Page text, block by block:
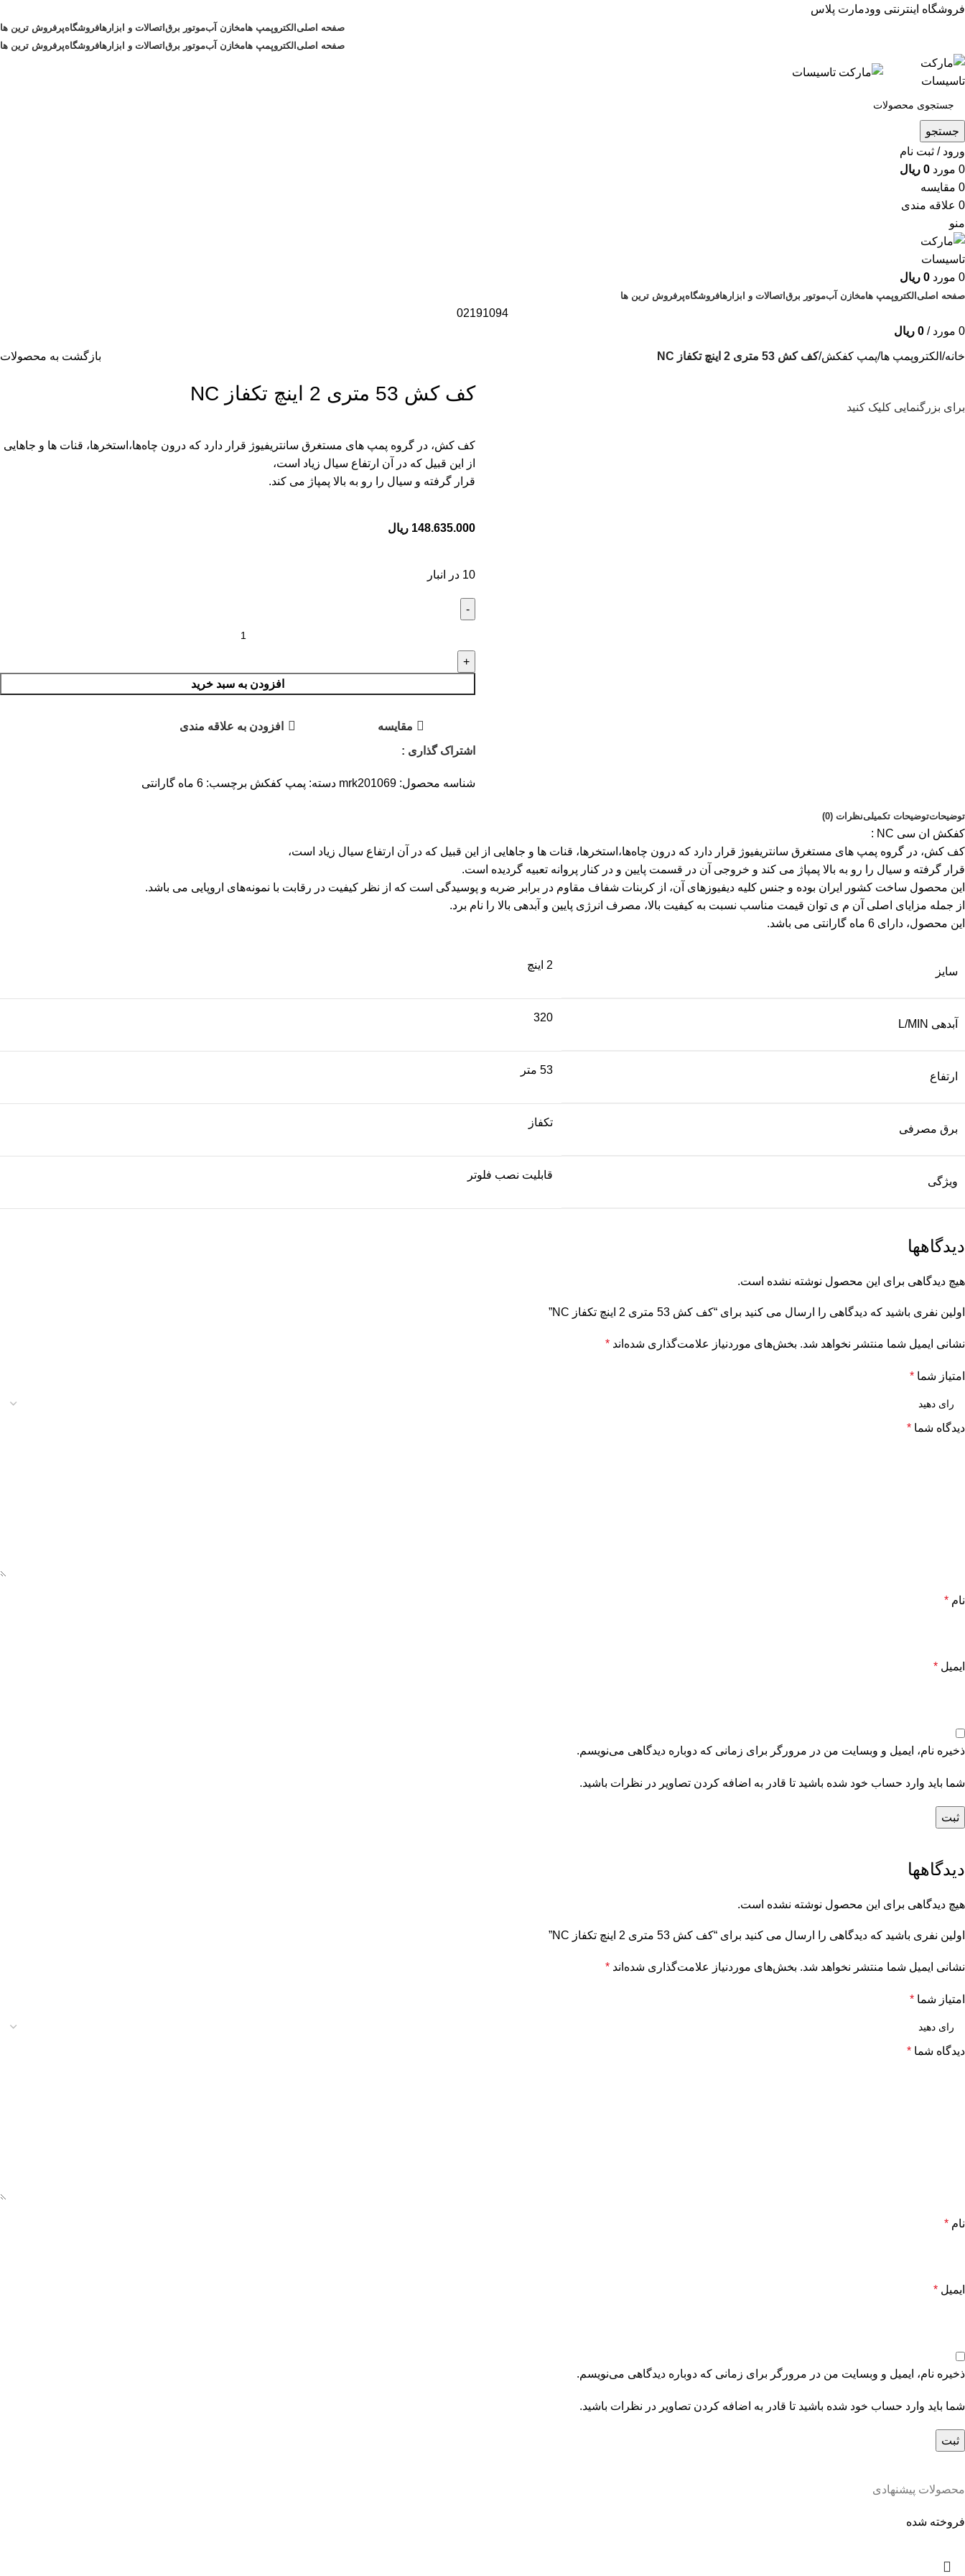
فروشگاه اینترنتی وودمارت پلاس
صفحه اصلی الکتروپمپ هامخازن آبموتور برق اتصالات و ابزارهافروشگاهپرفروش ترین ها
صفحه اصلی الکتروپمپ هامخازن آبموتور برق اتصالات و ابزارهافروشگاهپرفروش ترین ها
جستجو
ورود / ثبت نام
0 مورد 0 ریال
0 مقايسه
0 علاقه مندی
منو
0 مورد 0 ریال
صفحه اصلی الکتروپمپ هامخازن آبموتور برق اتصالات و ابزارهافروشگاهپرفروش ترین ها
02191094
0 مورد /
0 ریال
خانه الکتروپمپ ها پمپ کفکش کف کش 53 متری 2 اینچ تکفاز NC بازگشت به محصولات
برای بزرگنمایی کلیک کنید
کف کش 53 متری 2 اینچ تکفاز NC
کف کش، در گروه پمپ های مستغرق سانتریفیوژ قرار دارد که درون چاه‌ها،استخرها، قنات ها و جاهایی
از این قبیل که در آن ارتفاع سیال زیاد است،
قرار گرفته و سیال را رو به بالا پمپاژ می کند.
148.635.000 ریال
10 در انبار
افزودن به سبد خرید
مقايسه افزودن به علاقه مندی
اشتراک گذاری :
شناسه محصول: mrk201069 دسته: پمپ کفکش برچسب: 6 ماه گارانتی
توضیحاتتوضیحات تکمیلینظرات (0)
کفکش ان سی NC :
کف کش، در گروه پمپ های مستغرق سانتریفیوژ قرار دارد که درون چاه‌ها،استخرها، قنات ها و جاهایی از این قبیل که در آن ارتفاع سیال زیاد است،
قرار گرفته و سیال را رو به بالا پمپاژ می کند و خروجی آن در قسمت پایین و در کنار پروانه تعبیه گردیده است.
این محصول ساخت کشور ایران بوده و جنس کلیه دیفیوزهای آن، از کربنات شفاف مقاوم در برابر ضربه و پوسیدگی است که از نظر کیفیت در رقابت با نمونه‌های اروپایی می باشد.
از جمله مزایای اصلی آن م ی توان قیمت مناسب نسبت به کیفیت بالا، مصرف انرژی پایین و آبدهی بالا را نام برد.
این محصول، دارای 6 ماه گارانتی می باشد.
سایز
2 اینچ
آبدهی L/MIN
320
ارتفاع
53 متر
برق مصرفی
تکفاز
ویژگی
قابلیت نصب فلوتر
دیدگاهها
هیچ دیدگاهی برای این محصول نوشته نشده است.
اولین نفری باشید که دیدگاهی را ارسال می کنید برای “کف کش 53 متری 2 اینچ تکفاز NC”
نشانی ایمیل شما منتشر نخواهد شد. بخش‌های موردنیاز علامت‌گذاری شده‌اند *
امتیاز شما *
دیدگاه شما *
نام *
ایمیل *
ذخیره نام، ایمیل و وبسایت من در مرورگر برای زمانی که دوباره دیدگاهی می‌نویسم.
شما باید وارد حساب خود شده باشید تا قادر به اضافه کردن تصاویر در نظرات باشید.
دیدگاهها
هیچ دیدگاهی برای این محصول نوشته نشده است.
اولین نفری باشید که دیدگاهی را ارسال می کنید برای “کف کش 53 متری 2 اینچ تکفاز NC”
نشانی ایمیل شما منتشر نخواهد شد. بخش‌های موردنیاز علامت‌گذاری شده‌اند *
امتیاز شما *
دیدگاه شما *
نام *
ایمیل *
ذخیره نام، ایمیل و وبسایت من در مرورگر برای زمانی که دوباره دیدگاهی می‌نویسم.
شما باید وارد حساب خود شده باشید تا قادر به اضافه کردن تصاویر در نظرات باشید.
محصولات پیشنهادی
فروخته شده